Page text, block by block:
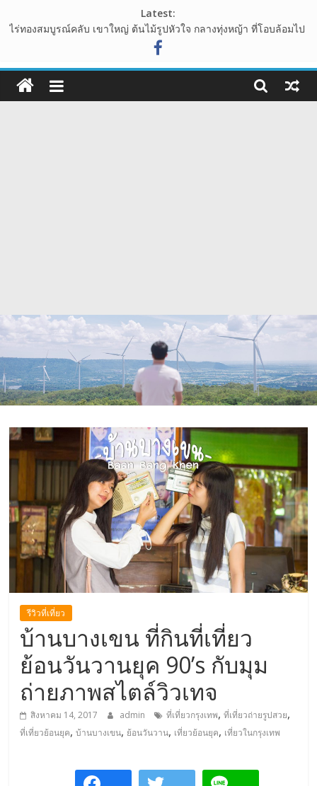
to
Latest:
ไร่ทองสมบูรณ์คลับ เขาใหญ่ ต้นไม้รูปหัวใจ กลางทุ่งหญ้า ที่โอบล้อมไป
อุทยานหินเขางู อ.เมืองราชบุรี แหล่งท่องเที่ยวเชิงธรรมชาติ ที่น่าแวะ
มาเช็คอิน
เขาพระยาเดินธง จุดชมวิวพระอาทิตย์ขึ้น ชมวิวทะเลหมอก จังหวัด
108guide
เว็บ
ที่
ท่อง
เที่ยว
เที่ยว
ที่
กิน
ที่พัก
มากมาย
ท่อง
เที่ยว
รีวิว
การ
เดิน
สถาน
ท่อง
รีวิวที่เที่ยว
บ้านบางเขน ที่กินที่เที่ยว
ย้อนวันวานยุค 90’s กับมุม
ถ่ายภาพสไตล์วิวเทจ
สิงหาคม 14, 2017 admin ที่เที่ยวกรุงเทพ,ที่เที่ยวถ่ายรูปสวย,
ที่เที่ยวย้อนยุค,บ้านบางเขน, ย้อนวันวาน, เที่ยวย้อนยุค, เที่ยวในกรุงเทพ